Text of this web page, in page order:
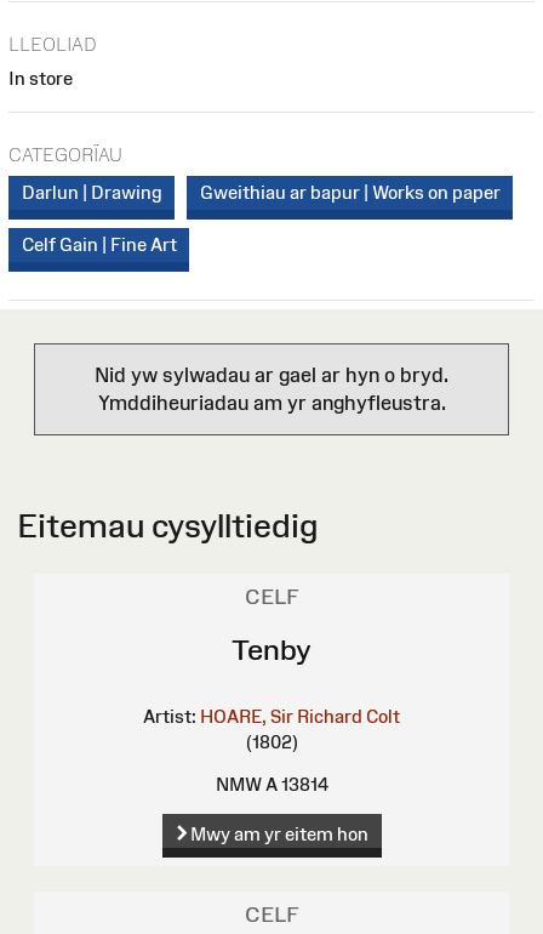
LLEOLIAD
In store
CATEGORÏAU
Darlun | Drawing
Gweithiau ar bapur | Works on paper
Celf Gain | Fine Art
Nid yw sylwadau ar gael ar hyn o bryd.
Ymddiheuriadau am yr anghyfleustra.
Eitemau cysylltiedig
CELF
Tenby
Artist: HOARE, Sir Richard Colt
(1802)
NMW A 13814
Mwy am yr eitem hon
CELF